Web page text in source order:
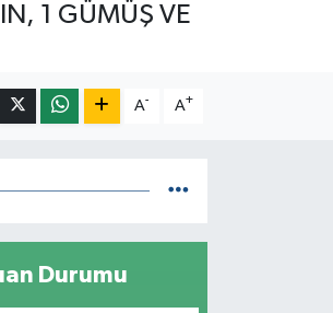
1 GÜMÜŞ VE
A- A+
Durumu